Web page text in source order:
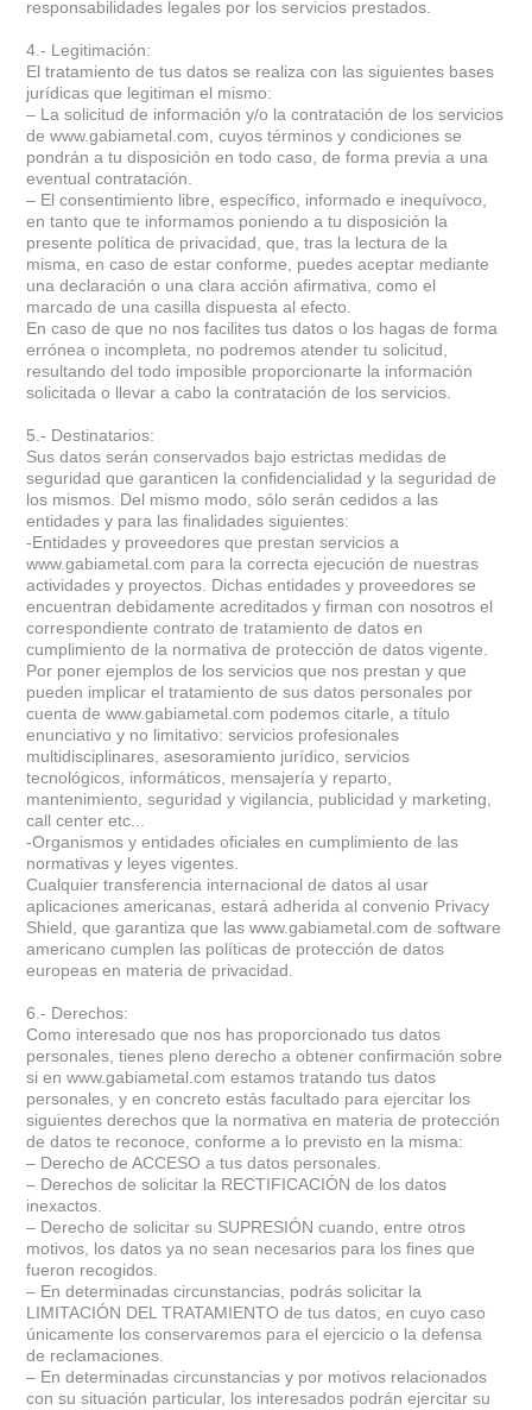
responsabilidades legales por los servicios prestados.
4.- Legitimación:
El tratamiento de tus datos se realiza con las siguientes bases
jurídicas que legitiman el mismo:
– La solicitud de información y/o la contratación de los servicios
de www.gabiametal.com, cuyos términos y condiciones se
pondrán a tu disposición en todo caso, de forma previa a una
eventual contratación.
– El consentimiento libre, específico, informado e inequívoco,
en tanto que te informamos poniendo a tu disposición la
presente política de privacidad, que, tras la lectura de la
misma, en caso de estar conforme, puedes aceptar mediante
una declaración o una clara acción afirmativa, como el
marcado de una casilla dispuesta al efecto.
En caso de que no nos facilites tus datos o los hagas de forma
errónea o incompleta, no podremos atender tu solicitud,
resultando del todo imposible proporcionarte la información
solicitada o llevar a cabo la contratación de los servicios.
5.- Destinatarios:
Sus datos serán conservados bajo estrictas medidas de
seguridad que garanticen la confidencialidad y la seguridad de
los mismos. Del mismo modo, sólo serán cedidos a las
entidades y para las finalidades siguientes:
-Entidades y proveedores que prestan servicios a
www.gabiametal.com para la correcta ejecución de nuestras
actividades y proyectos. Dichas entidades y proveedores se
encuentran debidamente acreditados y firman con nosotros el
correspondiente contrato de tratamiento de datos en
cumplimiento de la normativa de protección de datos vigente.
Por poner ejemplos de los servicios que nos prestan y que
pueden implicar el tratamiento de sus datos personales por
cuenta de www.gabiametal.com podemos citarle, a título
enunciativo y no limitativo: servicios profesionales
multidisciplinares, asesoramiento jurídico, servicios
tecnológicos, informáticos, mensajería y reparto,
mantenimiento, seguridad y vigilancia, publicidad y marketing,
call center etc...
-Organismos y entidades oficiales en cumplimiento de las
normativas y leyes vigentes.
Cualquier transferencia internacional de datos al usar
aplicaciones americanas, estará adherida al convenio Privacy
Shield, que garantiza que las www.gabiametal.com de software
americano cumplen las políticas de protección de datos
europeas en materia de privacidad.
6.- Derechos:
Como interesado que nos has proporcionado tus datos
personales, tienes pleno derecho a obtener confirmación sobre
si en www.gabiametal.com estamos tratando tus datos
personales, y en concreto estás facultado para ejercitar los
siguientes derechos que la normativa en materia de protección
de datos te reconoce, conforme a lo previsto en la misma:
– Derecho de ACCESO a tus datos personales.
– Derechos de solicitar la RECTIFICACIÓN de los datos
inexactos.
– Derecho de solicitar su SUPRESIÓN cuando, entre otros
motivos, los datos ya no sean necesarios para los fines que
fueron recogidos.
– En determinadas circunstancias, podrás solicitar la
LIMITACIÓN DEL TRATAMIENTO de tus datos, en cuyo caso
únicamente los conservaremos para el ejercicio o la defensa
de reclamaciones.
– En determinadas circunstancias y por motivos relacionados
con su situación particular, los interesados podrán ejercitar su